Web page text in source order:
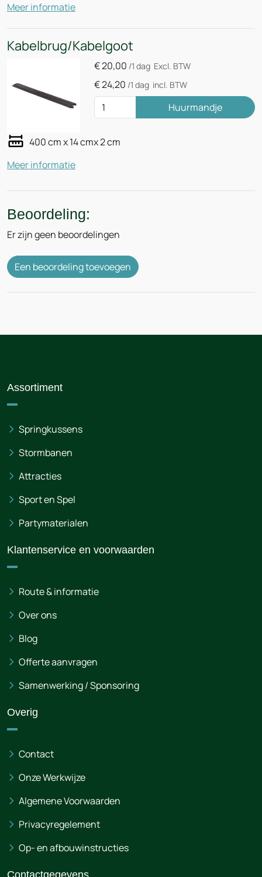
Meer informatie
Kabelbrug/Kabelgoot
€20,00 /1 dag Excl. BTW
€24,20 /1 dag incl. BTW
Huurmandje
400 cm x 14 cmx 2 cm
Meer informatie
Beoordeling:
Er zijn geen beoordelingen
Een beoordeling toevoegen
Assortiment
Springkussens
Stormbanen
Attracties
Sport en Spel
Partymaterialen
Klantenservice en voorwaarden
Route & informatie
Over ons
Blog
Offerte aanvragen
Samenwerking / Sponsoring
Overig
Contact
Onze Werkwijze
Algemene Voorwaarden
Privacyregelement
Op- en afbouwinstructies
Contactgegevens